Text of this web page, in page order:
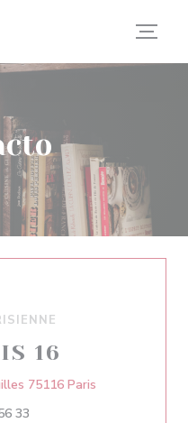
cookies
16
75116 Paris
33